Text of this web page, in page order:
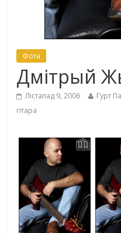
Фота
Дмітрый
Лістапад 9, 2006 Гурт
гітара